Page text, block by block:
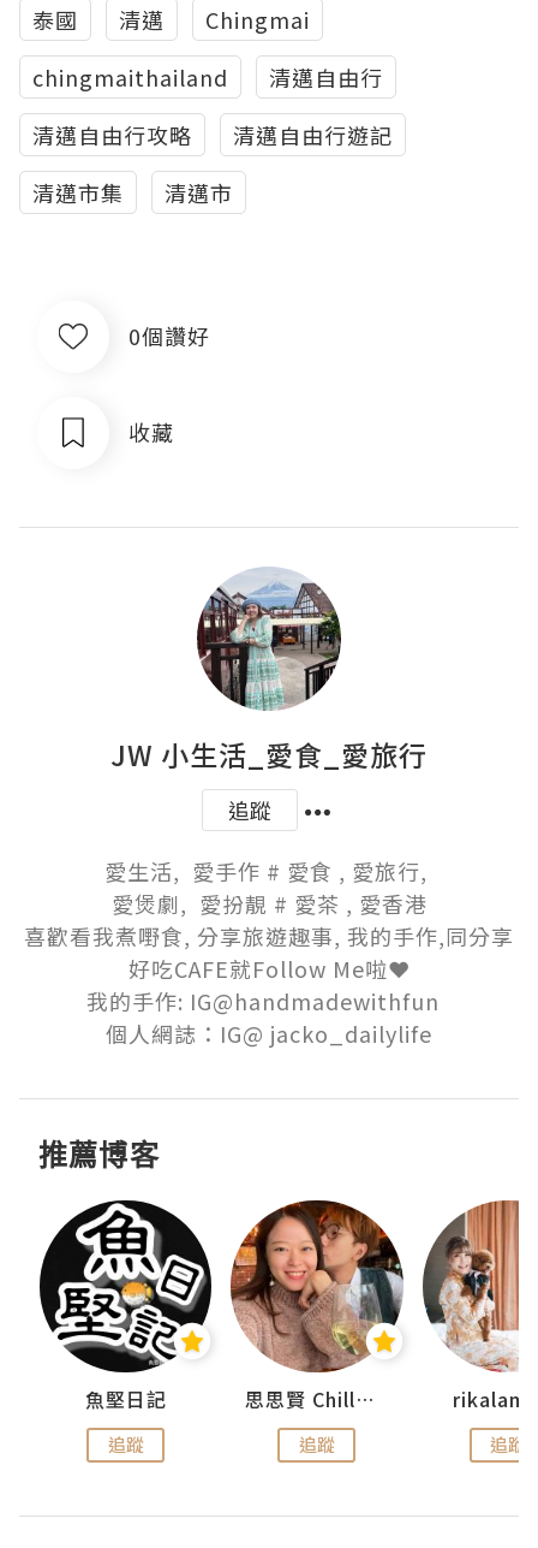
泰國 清邁
Chingmai
chingmaithailand
清邁自由行
清邁自由行攻略
清邁自由行遊記
清邁市集
清邁市
0個讚好
收藏
JW 小生活_愛食_愛旅行
追蹤
愛生活,  愛手作 # 愛食 , 愛旅行,
愛煲劇,  愛扮靚 # 愛茶 , 愛香港
喜歡看我煮嘢食, 分享旅遊趣事, 我的手作,同分享
好吃CAFE就Follow Me啦❤️
我的手作: IG@handmadewithfun
個人網誌：IG@ jacko_dailylife
推薦博客
魚堅日記
追蹤
思思賢 ChillMyBabe
追蹤 追蹤